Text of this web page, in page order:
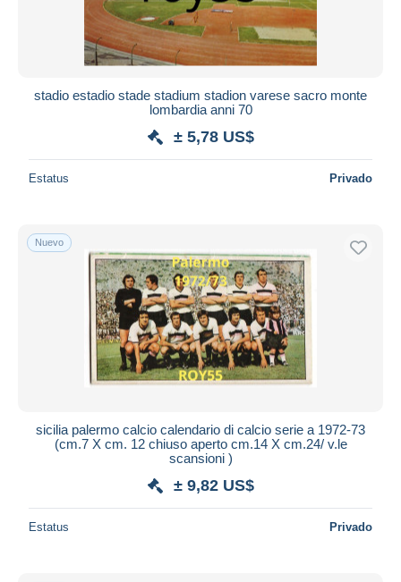
stadio estadio stade stadium stadion varese sacro monte
lombardia anni 70
± 5,78 US$
Estatus Privado
Nuevo
sicilia palermo calcio calendario di calcio serie a 1972-73
(cm.7 X cm. 12 chiuso aperto cm.14 X cm.24/ v.le
scansioni )
± 9,82 US$
Estatus Privado